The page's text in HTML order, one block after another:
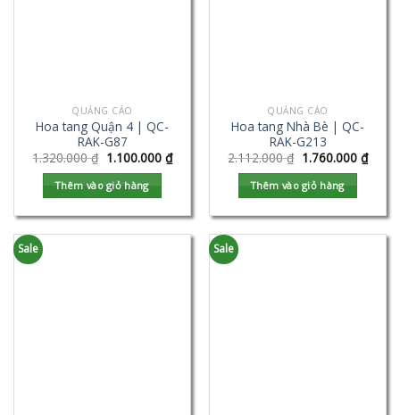
QUẢNG CÁO
Hoa tang Quận 4 | QC-
RAK-G87
1.320.000₫ 1.100.000 ₫
Thêm vào giỏ hàng
QUẢNG CÁO
Hoa tang Nhà Bè | QC-
RAK-G213
2.112.000₫ 1.760.000 ₫
Thêm vào giỏ hàng
Sale Sale